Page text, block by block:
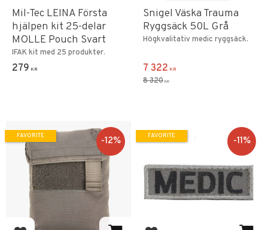
Mil-Tec LEINA Första
hjälpen kit 25-delar
MOLLE Pouch Svart
IFAK kit med 25 produkter.
279 KR
Snigel Väska Trauma
Ryggsäck 50L Grå
Högkvalitativ medic ryggsäck.
7 322 KR
8 320 KR
12%
FAVORITE 11%
FAVORITE